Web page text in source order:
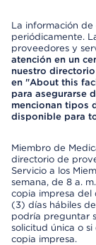
La información
periódicamente.
proveedores y
atención en un
nuestro
en "About this
para asegurarse
mencionan tipos
disponible para
Miembro de
directorio de
Servicio a los
semana, de 8 a.
copia impresa del
(3) días hábiles
podría preguntar
solicitud única o
copia impresa.